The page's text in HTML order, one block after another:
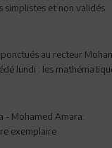
simplistes et non validés
ponctués au recteur
lundi : les
- Mohamed Amara:
exemplaire